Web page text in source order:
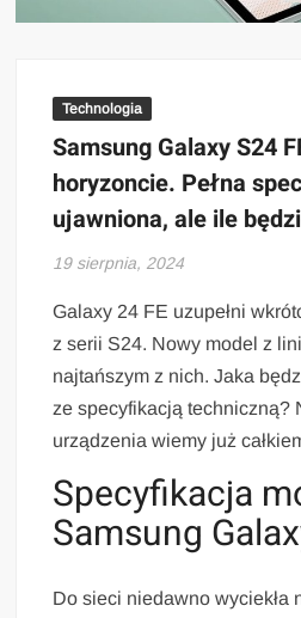
Technologia
Samsung Galaxy S24
horyzoncie. Pełna
ujawniona, ale ile
19 sierpnia, 2024
Galaxy 24 FE uzupełni
z serii S24. Nowy model z
najtańszym z nich. Jaka
ze specyfikacją techniczną?
urządzenia wiemy już
Specyfikacja
Samsung
Do sieci niedawno wyciekła